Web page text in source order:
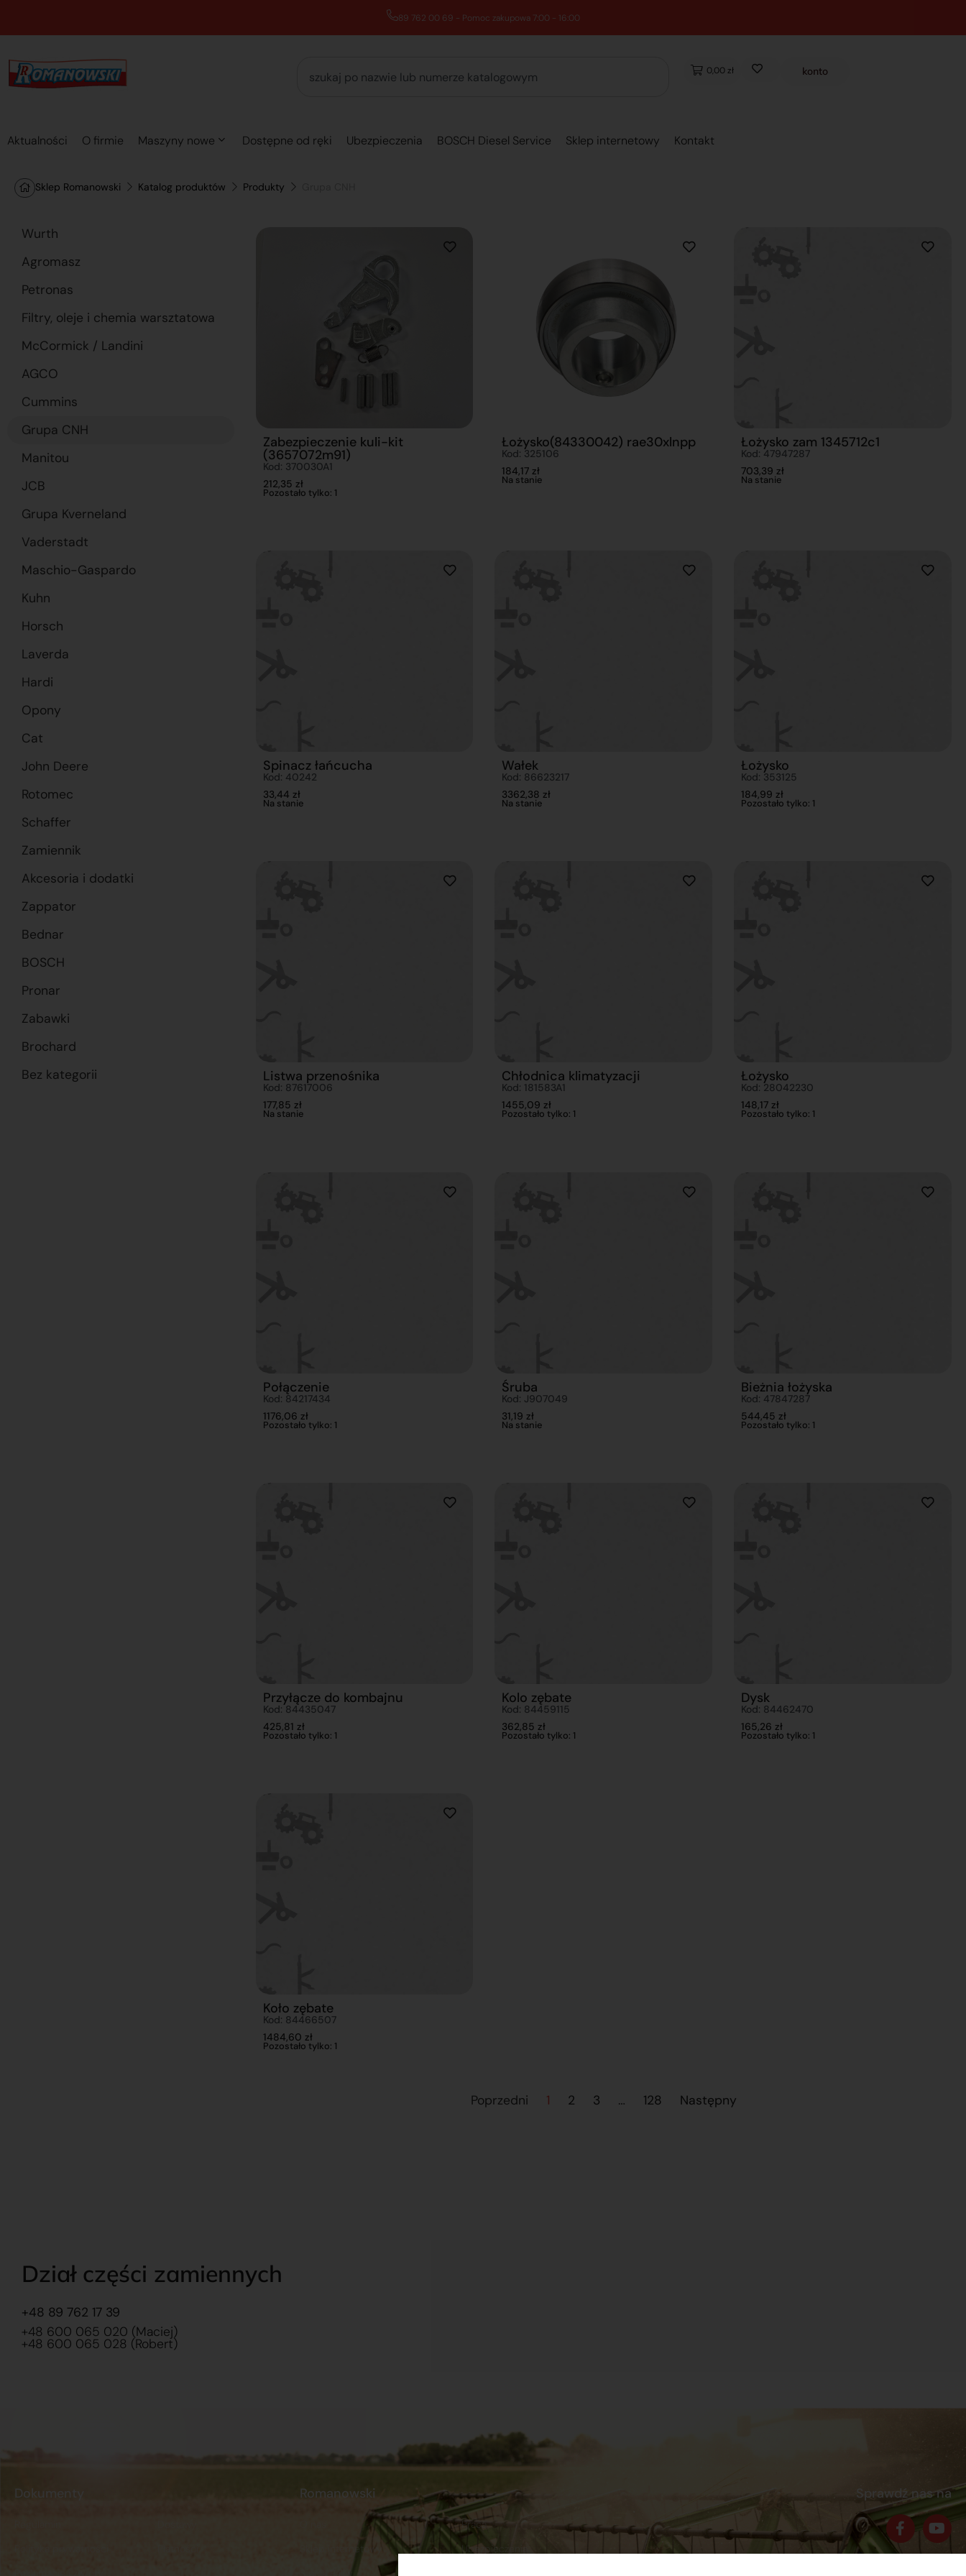
89 762 00 69 - Pomoc zakupowa 7:00 - 16:00
0,00 zł konto
Aktualności O firmie Maszyny nowe Dostępne od ręki Ubezpieczenia BOSCH Diesel Service Sklep internetowy Kontakt
Sklep Romanowski Katalog produktów Produkty
Wurth
Agromasz
Petronas
Filtry, oleje i chemia warsztatowa
McCormick / Landini
AGCO
Cummins
Grupa CNH
Manitou
JCB
Grupa Kverneland
Vaderstadt
Maschio-Gaspardo
Kuhn
Horsch
Laverda
Hardi
Opony
Cat
John Deere
Rotomec
Schaffer
Zamiennik
Akcesoria i dodatki
Zappator
Bednar
BOSCH
Pronar
Zabawki
Brochard
Bez kategorii
Zabezpieczenie kuli-kit
(3657072m91)
Kod: 370030A1
212,35 zł
Pozostało tylko: 1
Łożysko(84330042) rae30xlnpp
Kod: 325106
184,17 zł
Na stanie
Łożysko zam 1345712c1
Kod: 47947287
703,39 zł
Na stanie
Spinacz łańcucha
Kod: 40242
33,44 zł
Na stanie
Wałek
Kod: 86623217
3362,38 zł
Na stanie
Łożysko
Kod: 353125
184,99 zł
Pozostało tylko: 1
Listwa przenośnika
Kod: 87617006
177,85 zł
Na stanie
Chłodnica klimatyzacji
Kod: 181583A1
1455,09 zł
Pozostało tylko: 1
Łożysko
Kod: 28042230
148,17 zł
Pozostało tylko: 1
Połączenie
Kod: 84217434
1176,06 zł
Pozostało tylko: 1
Śruba
Kod: J907049
31,19 zł
Na stanie
Bieżnia łożyska
Kod: 47847287
544,45 zł
Pozostało tylko: 1
Przyłącze do kombajnu
Kod: 84435047
425,81 zł
Pozostało tylko: 1
Kolo zębate
Kod: 84459115
362,85 zł
Pozostało tylko: 1
Dysk
Kod: 84462470
165,26 zł
Pozostało tylko: 1
Koło zębate
Kod: 84466507
1484,60 zł
Pozostało tylko: 1
Poprzedni 1 2 3 … 128 Następny
Dział części zamiennych
+48 89 762 17 39
+48 600 065 020 (Maciej)
+48 600 065 028 (Robert)
Dokumenty Romanowski
Sklep internetowy
Praca
Ubezpieczenia
Sprawdź nas na